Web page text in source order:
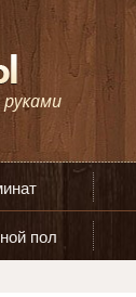
пол